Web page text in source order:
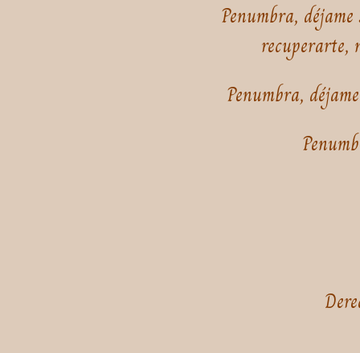
Penumbra,
recuperarte,
Penumbra,